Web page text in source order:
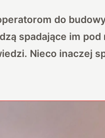
do
spadające im pod
Nieco inaczej